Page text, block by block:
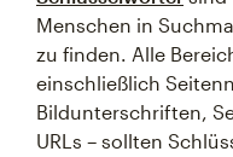
Menschen in
zu finden. Alle
einschließlich
Bildunterschriften,
URLs – sollten